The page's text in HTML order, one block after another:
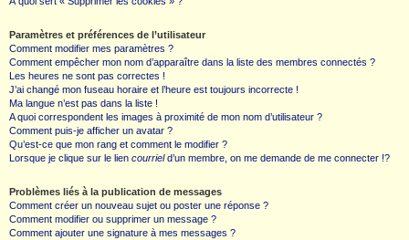
Paramètres et préférences de l’utilisateur
Comment modifier mes paramètres ?
Comment empêcher mon nom d’apparaître dans la liste des membres connectés ?
Les heures ne sont pas correctes !
J’ai changé mon fuseau horaire et l’heure est toujours incorrecte !
Ma langue n’est pas dans la liste !
A quoi correspondent les images à proximité de mon nom d’utilisateur ?
Comment puis-je afficher un avatar ?
Qu’est-ce que mon rang et comment le modifier ?
Lorsque je clique sur le lien courrield’un membre, on me demande de me connecter !?
Problèmes liés à la publication de messages
Comment créer un nouveau sujet ou poster une réponse ?
Comment modifier ou supprimer un message ?
Comment ajouter une signature à mes messages ?